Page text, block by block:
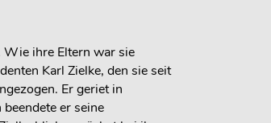
Wie ihre Eltern war sie
Karl Zielke, den sie seit
Er geriet in
er seine